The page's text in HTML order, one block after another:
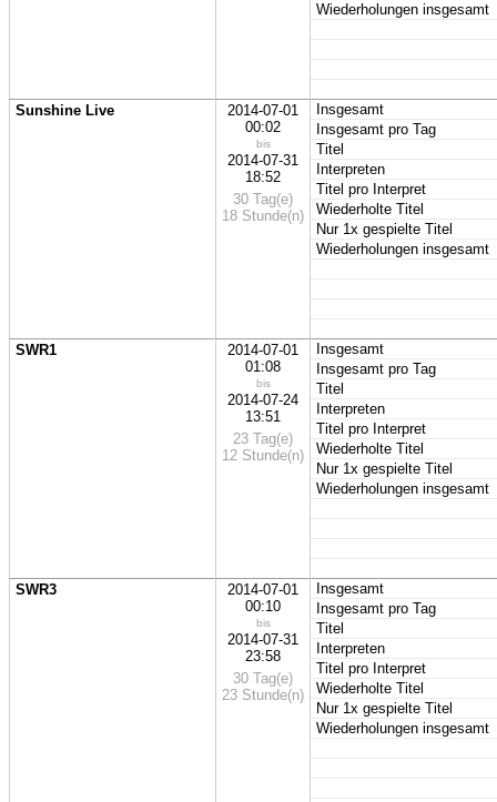
Wiederholungen insgesamt
Sunshine Live
2014-07-01
00:02
bis
2014-07-31
18:52
30 Tag(e)
18 Stunde(n)
Insgesamt
Insgesamt pro Tag
Titel
Interpreten
Titel pro Interpret
Wiederholte Titel
Nur 1x gespielte Titel
Wiederholungen insgesamt
SWR1
2014-07-01
01:08
bis
2014-07-24
13:51
23 Tag(e)
12 Stunde(n)
Insgesamt
Insgesamt pro Tag
Titel
Interpreten
Titel pro Interpret
Wiederholte Titel
Nur 1x gespielte Titel
Wiederholungen insgesamt
SWR3
2014-07-01
00:10
bis
2014-07-31
23:58
30 Tag(e)
23 Stunde(n)
Insgesamt
Insgesamt pro Tag
Titel
Interpreten
Titel pro Interpret
Wiederholte Titel
Nur 1x gespielte Titel
Wiederholungen insgesamt